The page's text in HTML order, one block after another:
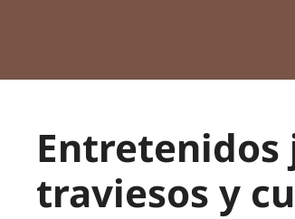
Entretenidos
traviesos y